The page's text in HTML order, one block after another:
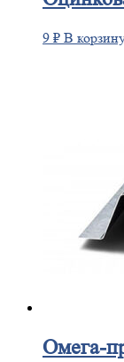
9 ₽ В
Омега-